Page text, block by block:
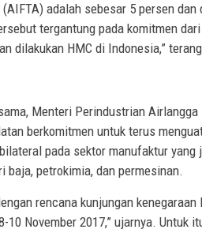
adalah sebesar 5 persen
tergantung pada komitmen
dilakukan HMC di Indonesia,”
Menteri Perindustrian
berkomitmen untuk terus
pada sektor manufaktur yang
baja, petrokimia, dan permesinan.
rencana kunjungan
10 November 2017,” ujarnya. Untuk